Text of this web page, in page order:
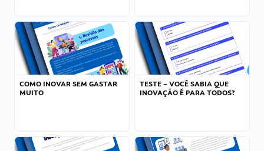
COMO INOVAR SEM GASTAR
MUITO
TESTE – VOCÊ SABIA QUE
INOVAÇÃO É PARA TODOS?